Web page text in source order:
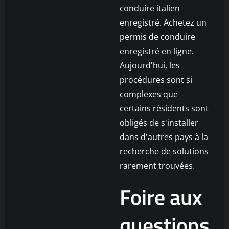
conduire italien
enregistré. Achetez un
permis de conduire
enregistré en ligne.
Aujourd'hui, les
procédures sont si
complexes que
certains résidents sont
obligés de s'installer
dans d'autres pays à la
recherche de solutions
rarement trouvées.
Foire aux